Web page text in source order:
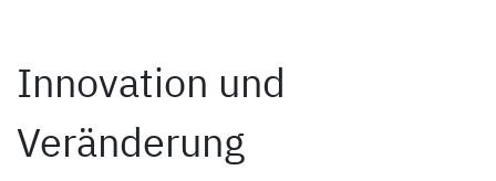
Innovation und
Veränderung